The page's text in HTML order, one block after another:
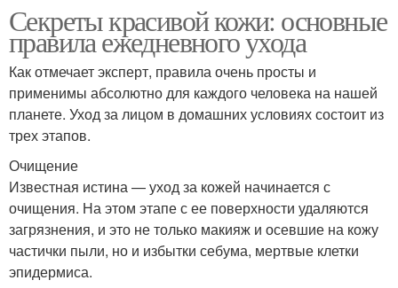
Секреты красивой кожи: основные
правила ежедневного ухода
Как отмечает эксперт, правила очень просты и
применимы абсолютно для каждого человека на нашей
планете. Уход за лицом в домашних условиях состоит из
трех этапов.
Очищение
Известная истина — уход за кожей начинается с
очищения. На этом этапе с ее поверхности удаляются
загрязнения, и это не только макияж и осевшие на кожу
частички пыли, но и избытки себума, мертвые клетки
эпидермиса.